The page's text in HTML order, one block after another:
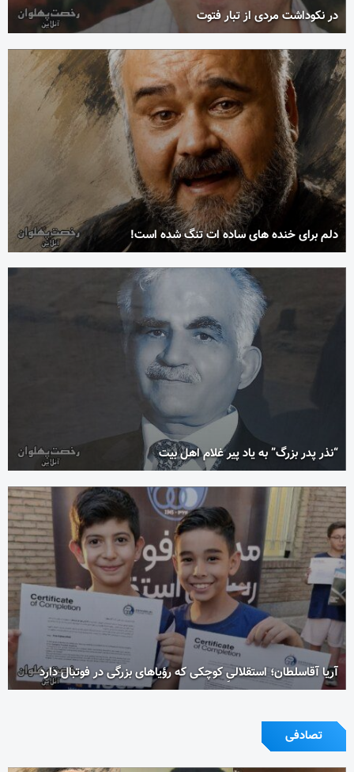
در نکوداشت مردی از تبار فتوت
دلم برای خنده های ساده ات تنگ شده است!
“نذر پدر بزرگ” به یاد پیر غلام اهل بیت
آریا آقاسلطان؛ استقلالیِ کوچکی که رؤیاهای بزرگی در فوتبال دارد
تصادفی